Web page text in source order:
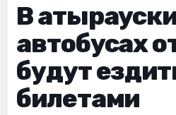
В
автобусах
будут
билетами